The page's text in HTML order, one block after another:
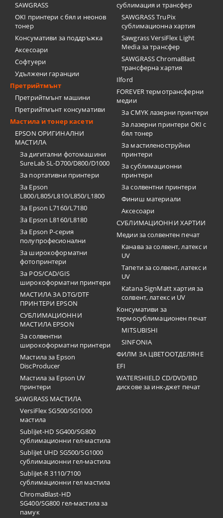
SAWGRASS
OKI принтери с бял и неонов
тонер
Консумативи за поддръжка
Аксесоари
Софтуери
Удължени гаранции
Претрийтмънт
Претрийтмънт машини
Претрийтмънт консумативи
Мастила и тонер касети
EPSON ОРИГИНАЛНИ
МАСТИЛА
За дигитални фотомашини
SureLab SL-D700/D800/D1000
За портативни принтери
За Epson
L800/L805/L810/L850/L1800
За Epson L7160/L7180
За Epson L8160/L8180
За Epson P-серия
полупрофесионални
За широкоформатни
фотопринтери
За POS/CAD/GIS
широкоформатни принтери
МАСТИЛА ЗА DTG/DTF
ПРИНТЕРИ EPSON
СУБЛИМАЦИОННИ
МАСТИЛА EPSON
За солвентни
широкоформатни принтери
Мастила за Epson
DiscProducer
Мастила за Epson UV
принтери
SAWGRASS МАСТИЛА
VersiFlex SG500/SG1000
мастила
SubliJet-HD SG400/SG800
сублимационни гел-мастила
SubliJet UHD SG500/SG1000
сублимационни гел-мастила
SubliJet-R 3110/7100
сублимационни гел мастила
ChromaBlast-HD
SG400/SG800 гел-мастила за
памук
сублимация и трансфер
SAWGRASS TruPix
сублимационна хартия
Sawgrass VersiFlex Light
Media за трансфер
SAWGRASS ChromaBlast
трансферна хартия
Ilford
FOREVER термотрансферни
медии
За CMYK лазерни принтери
За лазерни принтери OKI с
бял тонер
За мастиленоструйни
принтери
За сублимационни
принтери
За солвентни принтери
Финиш материали
Аксесоари
СУБЛИМАЦИОННИ ХАРТИИ
Медии за солвентен печат
Канава за солвент, латекс и
UV
Тапети за солвент, латекс и
UV
Katana SignMatt хартия за
солвент, латекс и UV
Консумативи за
термосублимационен печат
MITSUBISHI
SINFONIA
ФИЛМ ЗА ЦВЕТООТДЕЛЯНЕ
EFI
WATERSHIELD CD/DVD/BD
дискове за инк-джет печат